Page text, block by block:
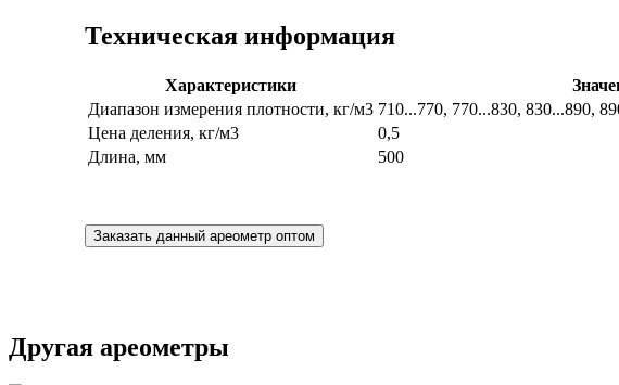
Техническая информация
Характеристики
Диапазон измерения плотности, кг/м3 710...770, 770...830, 830...890,
Цена деления, кг/м3
0,5
Длина, мм
500
Заказать данный ареометр оптом
Другая ареометры